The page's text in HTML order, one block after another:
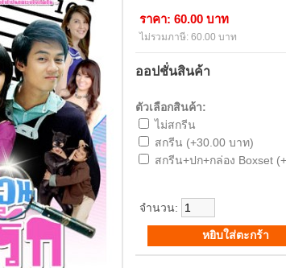
ราคา: 60.00 บาท
ไม่รวมภาษี: 60.00 บาท
ออปชั่นสินค้า
ตัวเลือกสินค้า:
ไม่สกรีน
สกรีน (+30.00 บาท)
สกรีน+ปก+กล่อง Boxset
จำนวน: